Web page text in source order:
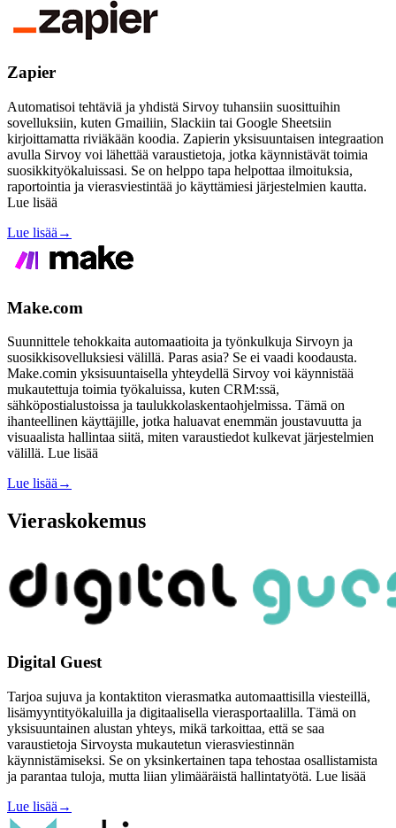
Zapier
Automatisoi tehtäviä ja yhdistä Sirvoy tuhansiin suosittuihin
sovelluksiin, kuten Gmailiin, Slackiin tai Google Sheetsiin
kirjoittamatta riviäkään koodia. Zapierin yksisuuntaisen integraation
avulla Sirvoy voi lähettää varaustietoja, jotka käynnistävät toimia
suosikkityökaluissasi. Se on helppo tapa helpottaa ilmoituksia,
raportointia ja vierasviestintää jo käyttämiesi järjestelmien kautta.
Lue lisää
Lue lisää →
Make.com
Suunnittele tehokkaita automaatioita ja työnkulkuja Sirvoyn ja
suosikkisovelluksiesi välillä. Paras asia? Se ei vaadi koodausta.
Make.comin yksisuuntaisella yhteydellä Sirvoy voi käynnistää
mukautettuja toimia työkaluissa, kuten CRM:ssä,
sähköpostialustoissa ja taulukkolaskentaohjelmissa. Tämä on
ihanteellinen käyttäjille, jotka haluavat enemmän joustavuutta ja
visuaalista hallintaa siitä, miten varaustiedot kulkevat järjestelmien
välillä. Lue lisää
Lue lisää→
Vieraskokemus
Digital Guest
Tarjoa sujuva ja kontaktiton vierasmatka automaattisilla viesteillä,
lisämyyntityökaluilla ja digitaalisella vierasportaalilla. Tämä on
yksisuuntainen alustan yhteys, mikä tarkoittaa, että se saa
varaustietoja Sirvoysta mukautetun vierasviestinnän
käynnistämiseksi. Se on yksinkertainen tapa tehostaa osallistamista
ja parantaa tuloja, mutta liian ylimääräistä hallintatyötä. Lue lisää
Lue lisää →